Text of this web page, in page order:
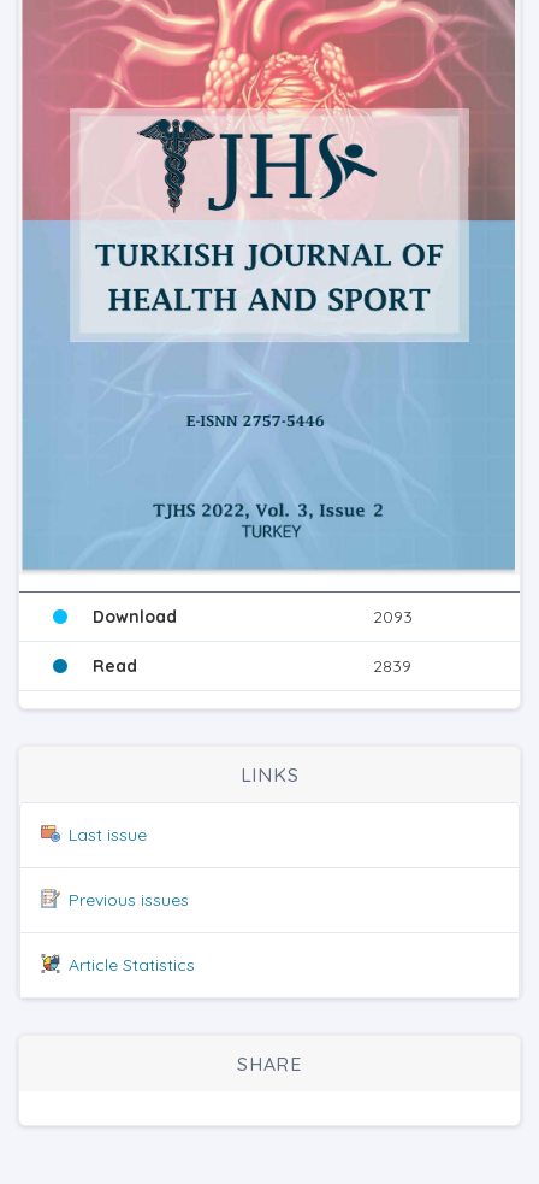
Download 2093
Read 2839
LINKS
Last issue
Previous issues
Article Statistics
SHARE